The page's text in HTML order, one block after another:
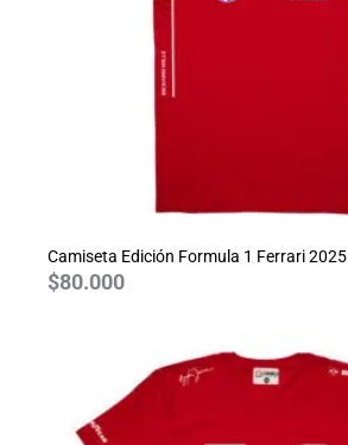
Camiseta Edición Formula 1 Ferrari 2025
$80.000